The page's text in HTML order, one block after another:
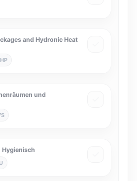
and Hydronic Heat
und